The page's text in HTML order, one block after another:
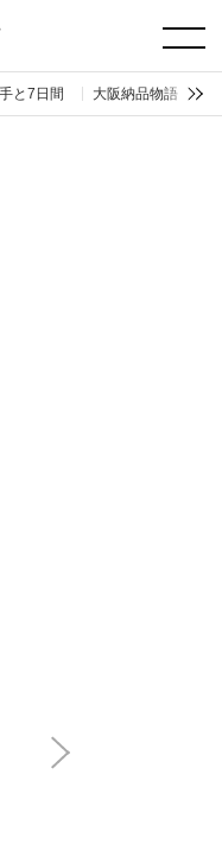
と7日間 大阪納品物語